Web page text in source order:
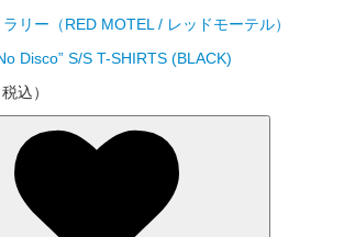
リー（RED MOTEL / レッドモーテル）
Disco” S/S T-SHIRTS (BLACK)
税込）